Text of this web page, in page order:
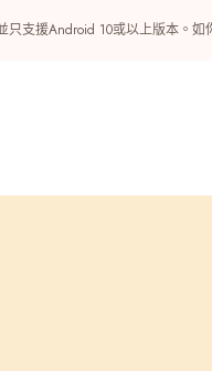
支援Android 10或以上版本。